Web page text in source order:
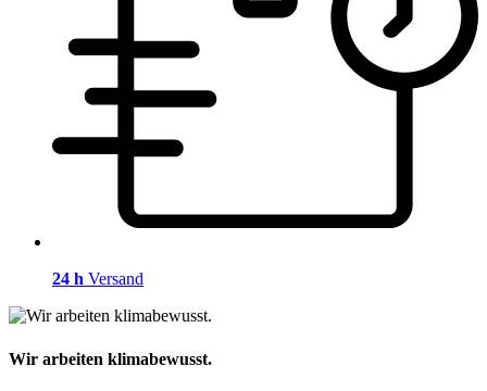
24 h Versand
Wir arbeiten klimabewusst.